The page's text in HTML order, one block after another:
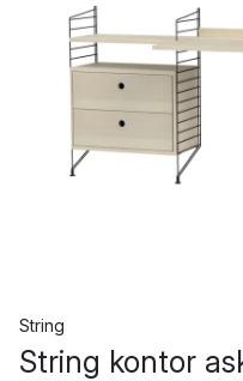
String
String kontor